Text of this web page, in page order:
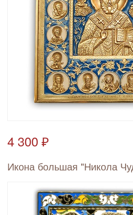
4 300 ₽
Икона большая "Никола